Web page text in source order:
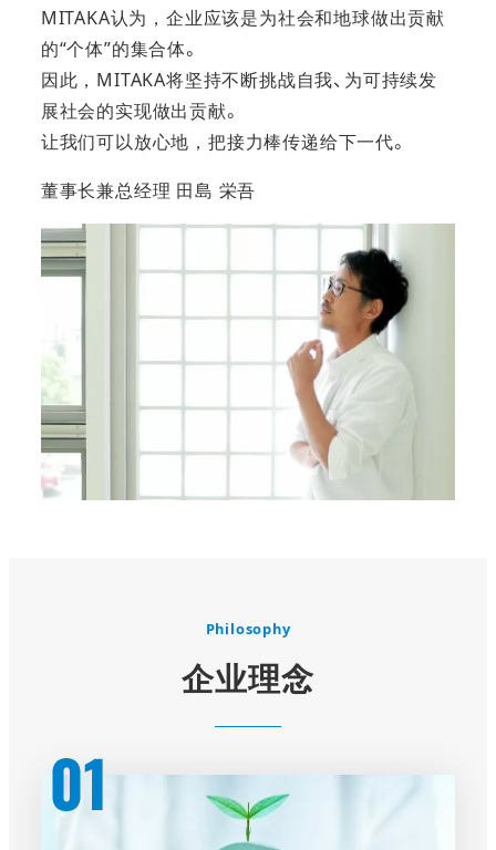
MITAKA认为，企业应该是为社会和地球做出贡献
的“个体”的集合体。
因此，MITAKA将坚持不断挑战自我、为可持续发
展社会的实现做出贡献。
让我们可以放心地，把接力棒传递给下一代。
董事长兼总经理 田島 栄吾
Philosophy
企业理念